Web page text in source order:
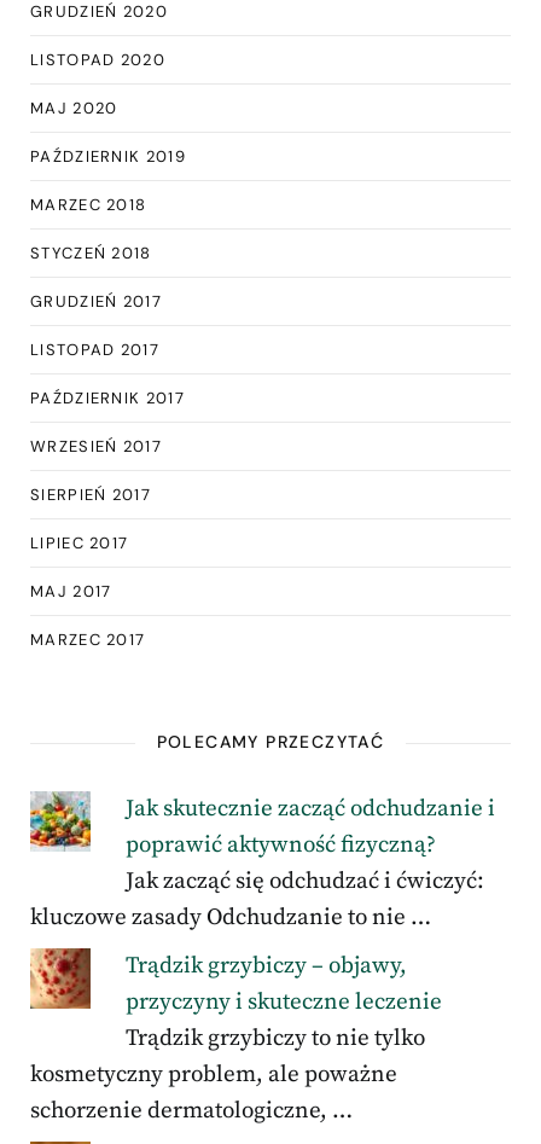
GRUDZIEŃ 2020
LISTOPAD 2020
MAJ 2020
PAŹDZIERNIK 2019
MARZEC 2018
STYCZEŃ 2018
GRUDZIEŃ 2017
LISTOPAD 2017
PAŹDZIERNIK 2017
WRZESIEŃ 2017
SIERPIEŃ 2017
LIPIEC 2017
MAJ 2017
MARZEC 2017
POLECAMY PRZECZYTAĆ
Jak skutecznie zacząć odchudzanie i
poprawić aktywność fizyczną?
Jak zacząć się odchudzać i ćwiczyć:
kluczowe zasady Odchudzanie to nie …
Trądzik grzybiczy – objawy,
przyczyny i skuteczne leczenie
Trądzik grzybiczy to nie tylko
kosmetyczny problem, ale poważne
schorzenie dermatologiczne, …